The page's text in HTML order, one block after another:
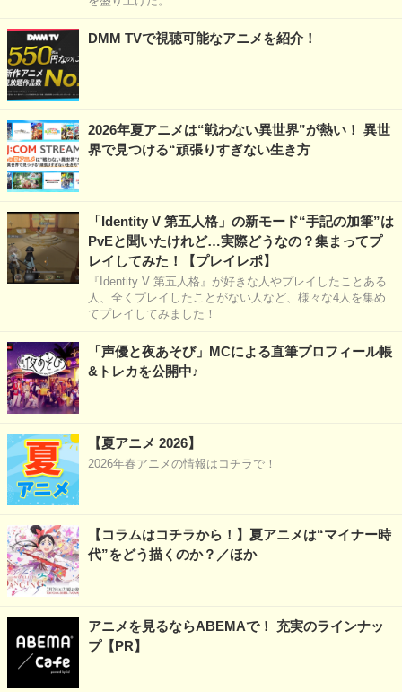
DMM TVで視聴可能なアニメを紹介！
2026年夏アニメは“戦わない異世界”が熱い！ 異世
界で見つける“頑張りすぎない生き方
「Identity V 第五人格」の新モード“手記の加筆”は
PvEと聞いたけれど…実際どうなの？集まってプ
レイしてみた！【プレイレポ】
『Identity V 第五人格』が好きな人やプレイしたことある
人、全くプレイしたことがない人など、様々な4人を集め
てプレイしてみました！
「声優と夜あそび」MCによる直筆プロフィール帳
&トレカを公開中♪
【夏アニメ 2026】
2026年春アニメの情報はコチラで！
【コラムはコチラから！】夏アニメは“マイナー時
代”をどう描くのか？／ほか
アニメを見るならABEMAで！ 充実のラインナッ
プ【PR】